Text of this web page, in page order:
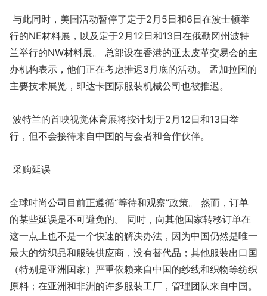
与此同时，美国活动暂停了定于2月5日和6日在波士顿举
行的NE材料展，以及定于2月12日和13日在俄勒冈州波特
兰举行的NW材料展。 总部设在香港的亚太皮革交易会的主
办机构表示，他们正在考虑推迟3月底的活动。 孟加拉国的
主要技术展览，即达卡国际服装机械公司也被推迟。
波特兰的首映视觉体育展将按计划于2月12日和13日举
行，但不会接待来自中国的与会者和合作伙伴。
采购延误
全球时尚公司目前正遵循“等待和观察”政策。 然而，订单
的某些延误是不可避免的。 同时，向其他国家转移订单在
这一点上也不是一个快速的解决办法，因为中国仍然是唯一
最大的纺织品和服装供应商，没有替代品；其他服装出口国
（特别是亚洲国家）严重依赖来自中国的纱线和织物等纺织
原料；在亚洲和非洲的许多服装工厂，管理团队来自中国。